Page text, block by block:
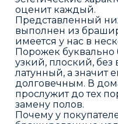
оценит каждый.
Представленный
выполнен из
имеется у нас в
Порожек буквально
узкий, плоский,
латунный, а значит
долговечным. В
прослужит до тех
замену полов.
Почему у